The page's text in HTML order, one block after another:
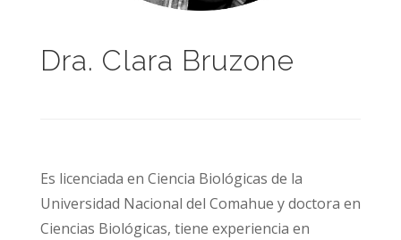
Dra. Clara Bruzone
Es licenciada en Ciencia Biológicas de la
Universidad Nacional del Comahue y doctora en
Ciencias Biológicas, tiene experiencia en